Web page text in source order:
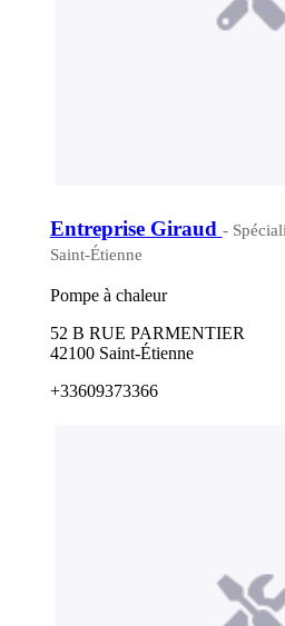
Entreprise Giraud -
Saint-Étienne
Pompe à chaleur
52 B RUE PARMENTIER
42100 Saint-Étienne
+33609373366